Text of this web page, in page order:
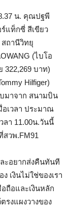
น. คุณปฐพี
แท็กซี่ สีเขียว
สถานีวิทยุ
(ไบโอ
322,269 บาท)
Hilfiger)
มาจาก สนามบิน
เวลา ประมาณ
ลา 11.00น.วันนี้
สวพ.FM91
ะอยากส่งคืนทันที
เงินไม่ใช่ของเรา
ถือและเงินหลัก
รงแผงวางของ